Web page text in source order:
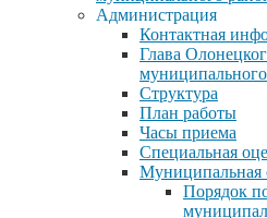
Администрация
Контактная
Глава
Структура
План работы
Часы приема
Специальная
Муниципальная
Порядок